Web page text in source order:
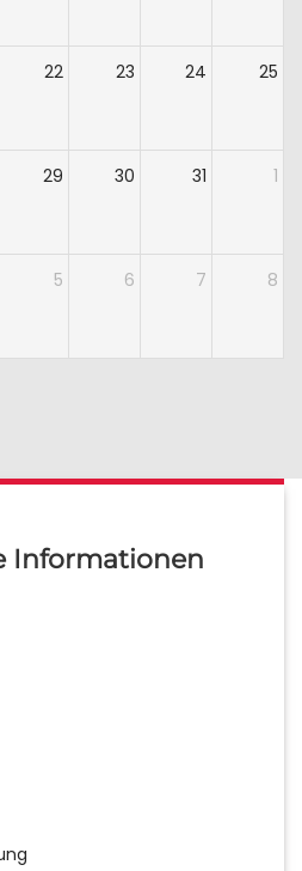
22 23 24 25
29 30 31 1
5 6 7 8
Informationen